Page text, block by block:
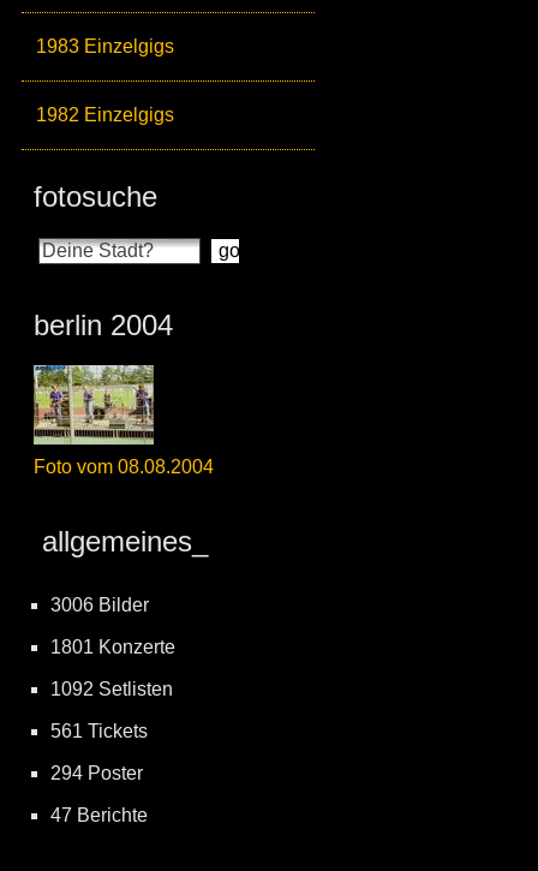
1983 Einzelgigs
1982 Einzelgigs
fotosuche
berlin 2004
Foto vom 08.08.2004
allgemeines_
3006 Bilder
1801 Konzerte
1092 Setlisten
561 Tickets
294 Poster
47 Berichte